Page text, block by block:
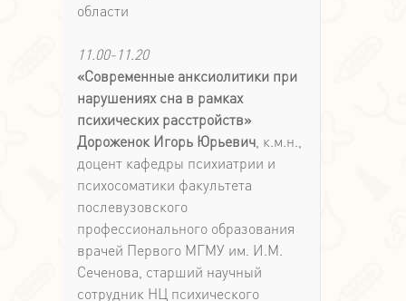
области
11.00-11.20
«Современные анксиолитики при
нарушениях сна в рамках
психических расстройств»
Дороженок Игорь Юрьевич, к.м.н.,
доцент кафедры психиатрии и
психосоматики факультета
послевузовского
профессионального образования
врачей Первого МГМУ им. И.М.
Сеченова, старший научный
сотрудник НЦ психического